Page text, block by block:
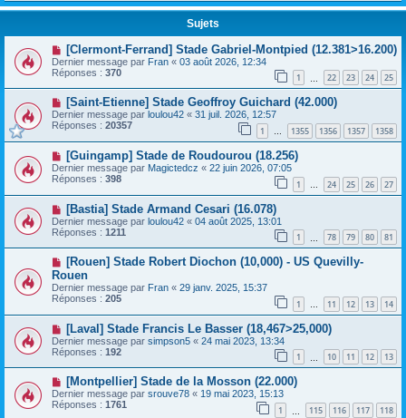
Sujets
[Clermont-Ferrand] Stade Gabriel-Montpied (12.381>16.200)
Dernier message par Fran « 03 août 2026, 12:34
Réponses : 370 1 22 23 24 25
[Saint-Etienne] Stade Geoffroy Guichard (42.000)
Dernier message par loulou42 « 31 juil. 2026, 12:57
Réponses : 20357 1 … 1355 1356 1357 1358
[Guingamp] Stade de Roudourou (18.256)
Dernier message par Magictedcz « 22 juin 2026, 07:05
Réponses : 398 1 … 24 25 26 27
[Bastia] Stade Armand Cesari (16.078)
Dernier message par loulou42 « 04 août 2025, 13:01
Réponses : 1211 1 78 79 80 81
[Rouen] Stade Robert Diochon (10,000) - US Quevilly-
Rouen
Dernier message par Fran « 29 janv. 2025, 15:37
Réponses : 205 1 … 11 12 13 14
[Laval] Stade Francis Le Basser (18,467>25,000)
Dernier message par simpson5 « 24 mai 2023, 13:34
Réponses : 192 1 10 11 12 13
[Montpellier] Stade de la Mosson (22.000)
Dernier message par srouve78 « 19 mai 2023, 15:13
Réponses : 1761 1 115 116 117 118